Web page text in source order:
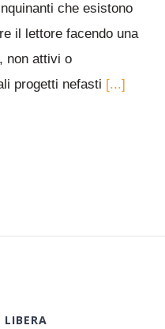
che esistono
il lettore facendo una
non attivi o
progetti nefasti [...]